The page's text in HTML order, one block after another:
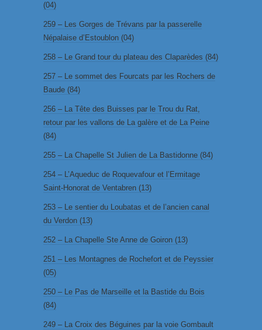
(04)
259 – Les Gorges de Trévans par la passerelle
Népalaise d’Estoublon (04)
258 – Le Grand tour du plateau des Claparèdes (84)
257 – Le sommet des Fourcats par les Rochers de
Baude (84)
256 – La Tête des Buisses par le Trou du Rat,
retour par les vallons de La galère et de La Peine
(84)
255 – La Chapelle St Julien de La Bastidonne (84)
254 – L’Aqueduc de Roquevafour et l’Ermitage
Saint-Honorat de Ventabren (13)
253 – Le sentier du Loubatas et de l’ancien canal
du Verdon (13)
252 – La Chapelle Ste Anne de Goiron (13)
251 – Les Montagnes de Rochefort et de Peyssier
(05)
250 – Le Pas de Marseille et la Bastide du Bois
(84)
249 – La Croix des Béguines par la voie Gombault